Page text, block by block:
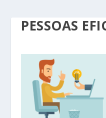
PESSOAS